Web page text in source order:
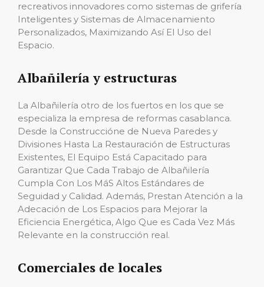
recreativos innovadores como sistemas de grifería
Inteligentes y Sistemas de Almacenamiento
Personalizados, Maximizando Así El Uso del
Espacio.
Albañilería y estructuras
La Albañilería otro de los fuertos en los que se
especializa la empresa de reformas casablanca.
Desde la Construccióne de Nueva Paredes y
Divisiones Hasta La Restauración de Estructuras
Existentes, El Equipo Está Capacitado para
Garantizar Que Cada Trabajo de Albañilería
Cumpla Con Los MáS Altos Estándares de
Seguidad y Calidad. Además, Prestan Atención a la
Adecación de Los Espacios para Mejorar la
Eficiencia Energética, Algo Que es Cada Vez Más
Relevante en la construcción real.
Comerciales de locales